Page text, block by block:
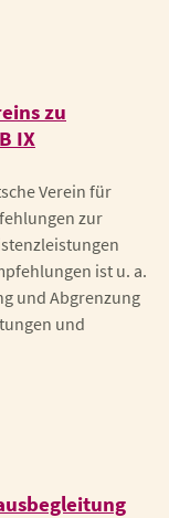
zu
IX
Verein für
zur
ist u. a.
und Abgrenzung
und